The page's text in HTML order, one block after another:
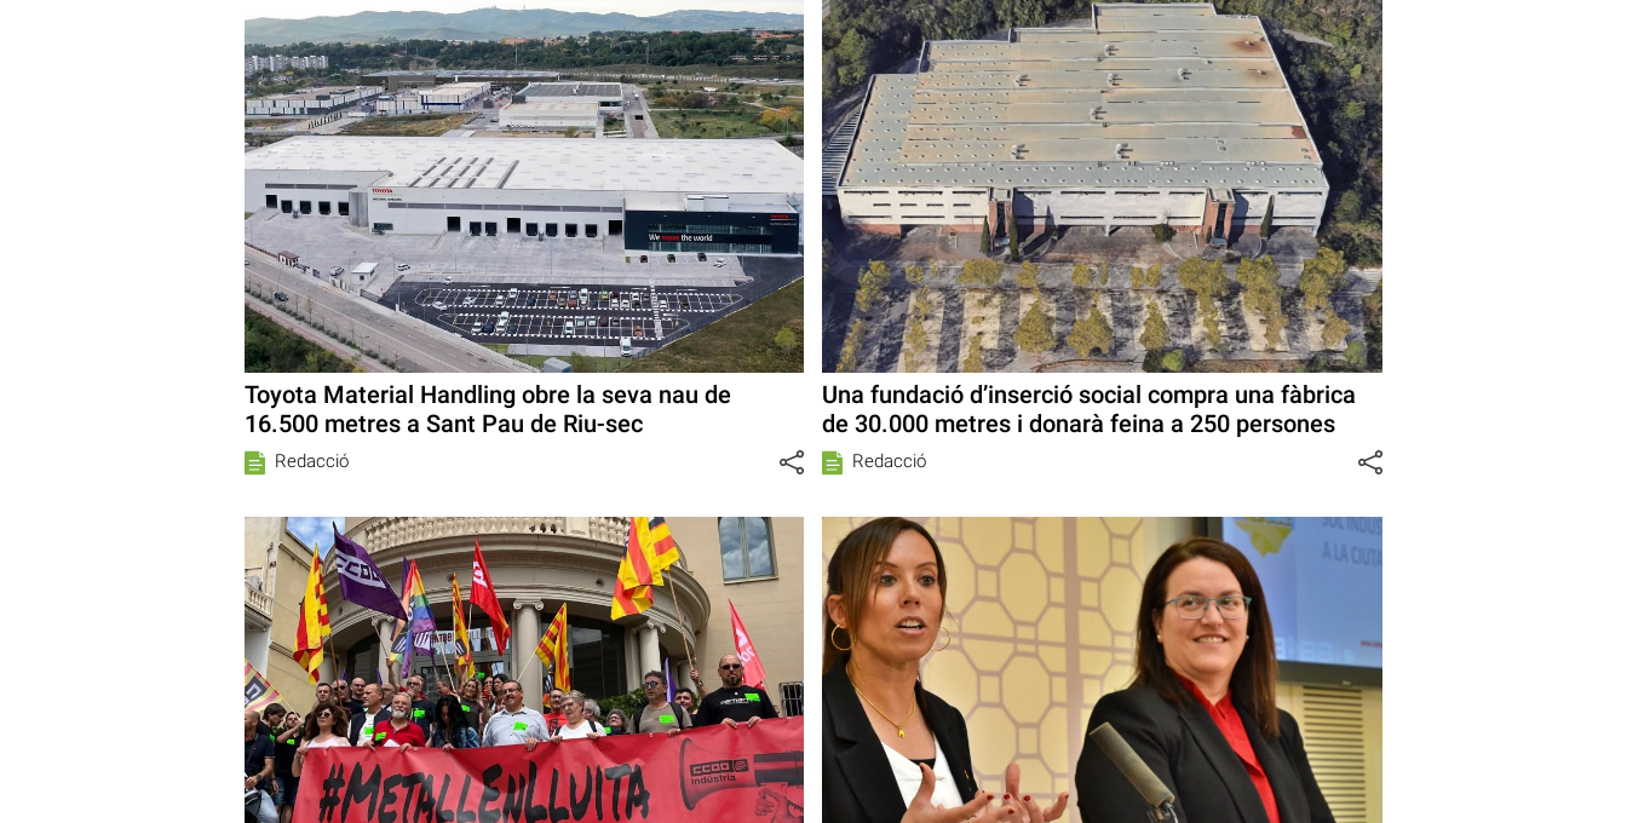
Toyota Material Handling obre la seva nau de
16.500 metres a Sant Pau de Riu-sec
Redacció
Una fundació d’inserció social compra una fàbrica
de 30.000 metres i donarà feina a 250 persones
Redacció